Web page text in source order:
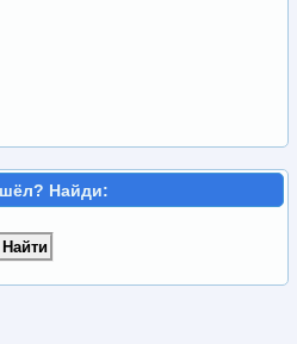
Найди: